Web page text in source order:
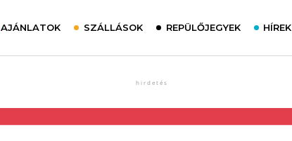
AJÁNLATOK SZÁLLÁSOK REPÜLŐJEGYEK HÍREK